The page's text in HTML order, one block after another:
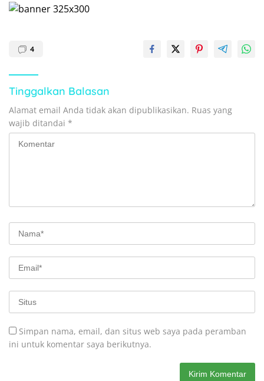
4
Tinggalkan Balasan
Alamat email Anda tidak akan dipublikasikan. Ruas yang
wajib ditandai *
Simpan nama, email, dan situs web saya pada peramban
ini untuk komentar saya berikutnya.